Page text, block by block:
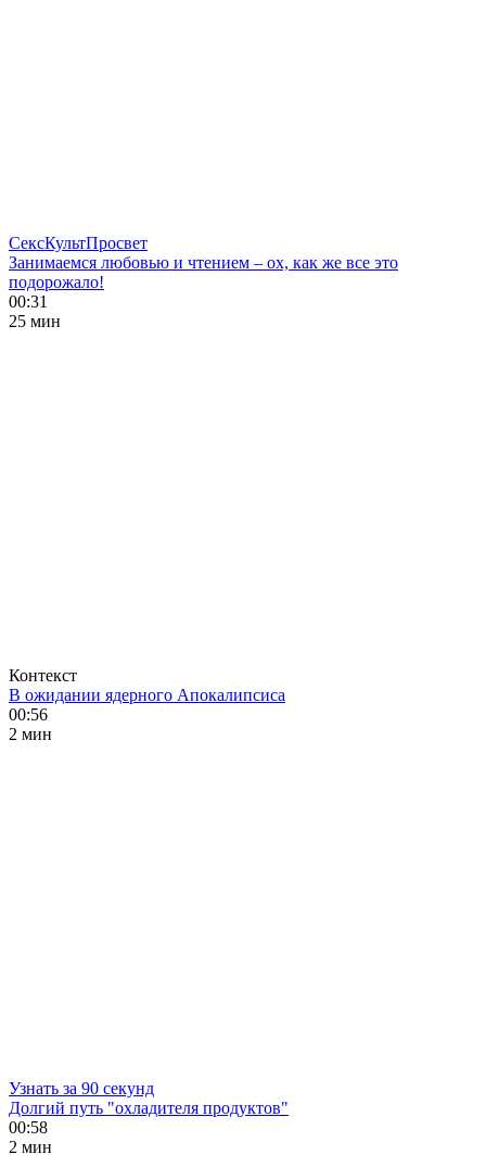
СексКультПросвет
Занимаемся любовью и чтением – ох, как же все это
подорожало!
00:31
25 мин
Контекст
В ожидании ядерного Апокалипсиса
00:56
2 мин
Узнать за 90 секунд
Долгий путь "охладителя продуктов"
00:58
2 мин